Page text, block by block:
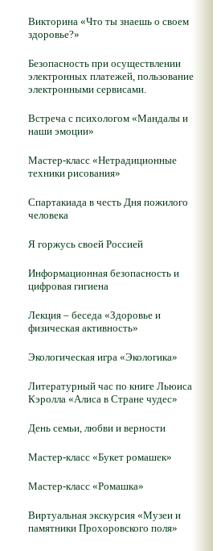
Викторина «Что ты знаешь о своем
здоровье?»
Безопасность при осуществлении
электронных платежей, пользование
электронными сервисами.
Встреча с психологом «Мандалы и
наши эмоции»
Мастер-класс «Нетрадиционные
техники рисования»
Спартакиада в честь Дня пожилого
человека
Я горжусь своей Россией
Информационная безопасность и
цифровая гигиена
Лекция – беседа «Здоровье и
физическая активность»
Экологическая игра «Экологика»
Литературный час по книге Льюиса
Кэролла «Алиса в Стране чудес»
День семьи, любви и верности
Мастер-класс «Букет ромашек»
Мастер-класс «Ромашка»
Виртуальная экскурсия «Музеи и
памятники Прохоровского поля»